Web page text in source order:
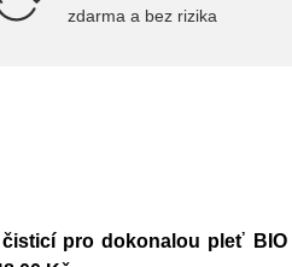
zdarma a bez rizika
čisticí pro dokonalou pleť